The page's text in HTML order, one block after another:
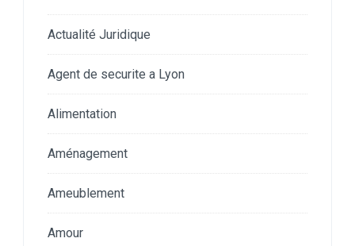
Actualité Juridique
Agent de securite a Lyon
Alimentation
Aménagement
Ameublement
Amour